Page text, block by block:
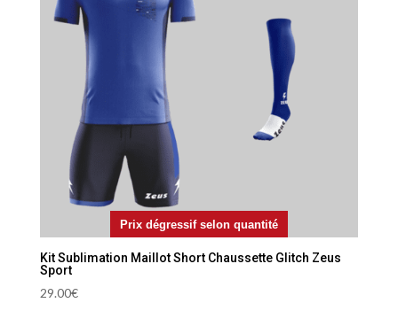
Prix dégressif selon quantité
Kit Sublimation Maillot Short Chaussette Glitch Zeus
Sport
29.00€